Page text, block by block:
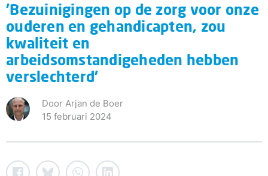
'Bezuinigingen op de zorg voor onze
ouderen en gehandicapten, zou
kwaliteit en
arbeidsomstandigeheden hebben
verslechterd'
Door Arjan de Boer
15 februari 2024